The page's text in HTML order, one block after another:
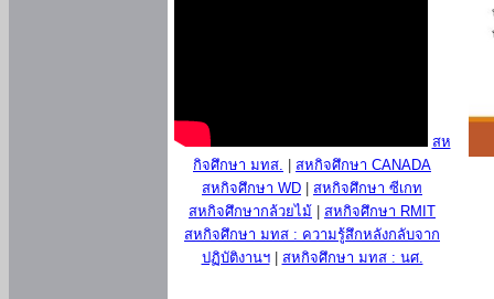
สห
กิจศึกษา มทส.
สหกิจศึกษา CANADA
สหกิจศึกษา WD
สหกิจศึกษา ซีเกท
สหกิจศึกษากล้วยไม้
สหกิจศึกษา RMIT
สหกิจศึกษา มทส : ความรู้สึกหลังกลับจาก
ปฏิบัติงานฯ| สหกิจศึกษา มทส : นศ.